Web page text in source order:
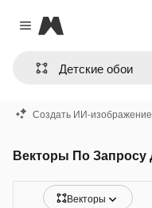
Close menu
Magnific
Создать ИИ-изображение
Векторы По Запросу
Векторы